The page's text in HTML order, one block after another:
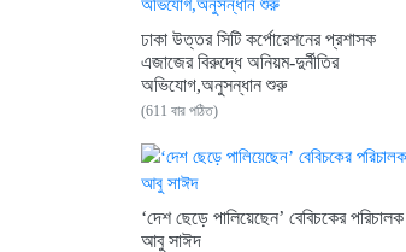
ঢাকা উত্তর সিটি কর্পোরেশনের প্রশাসক
এজাজের বিরুদ্ধে অনিয়ম-দুর্নীতির
অভিযোগ,অনুসন্ধান শুরু
(611 বার পঠিত)
‘দেশ ছেড়ে পালিয়েছেন’ বেবিচকের পরিচালক
আবু সাঈদ